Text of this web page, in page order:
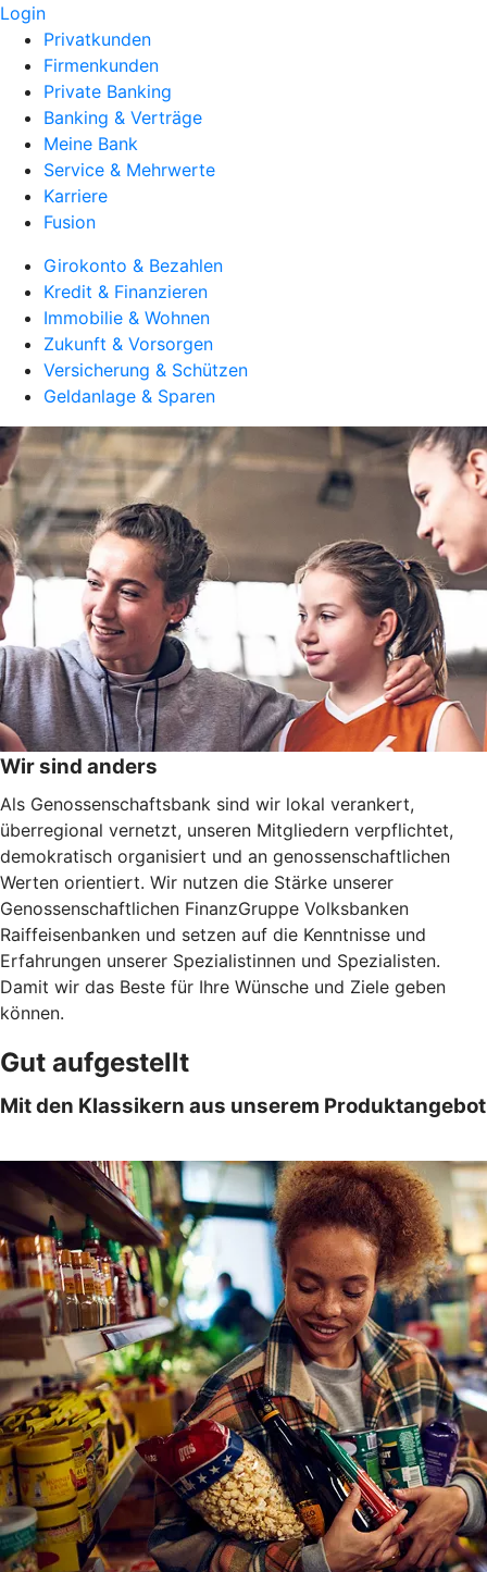
Login
Privatkunden
Firmenkunden
Private Banking
Banking & Verträge
Meine Bank
Service & Mehrwerte
Karriere
Fusion
Girokonto & Bezahlen
Kredit & Finanzieren
Immobilie & Wohnen
Zukunft & Vorsorgen
Versicherung & Schützen
Geldanlage & Sparen
Wir sind anders
Als Genossenschaftsbank sind wir lokal verankert,
überregional vernetzt, unseren Mitgliedern verpflichtet,
demokratisch organisiert und an genossenschaftlichen
Werten orientiert. Wir nutzen die Stärke unserer
Genossenschaftlichen FinanzGruppe Volksbanken
Raiffeisenbanken und setzen auf die Kenntnisse und
Erfahrungen unserer Spezialistinnen und Spezialisten.
Damit wir das Beste für Ihre Wünsche und Ziele geben
können.
Gut aufgestellt
Mit den Klassikern aus unserem Produktangebot